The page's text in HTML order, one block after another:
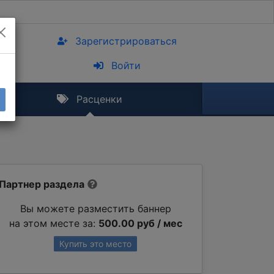
Зарегистрироваться
Войти
Расценки
Партнер раздела
Вы можете разместить баннер
на этом месте за: 500.00 руб / мес
Купить это место